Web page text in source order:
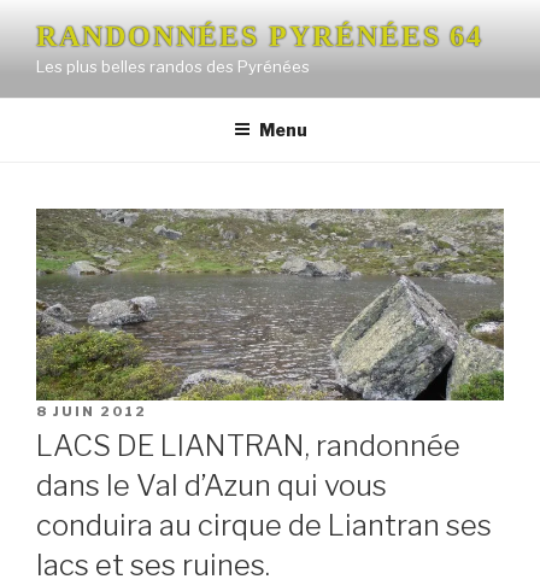
contenu
principal
RANDONNÉES PYRÉNÉES 64
Les plus belles randos des Pyrénées
Menu
PUBLIÉ
LE
8 JUIN 2012
LACS DE LIANTRAN, randonnée
dans le Val d’Azun qui vous
conduira au cirque de Liantran ses
lacs et ses ruines.